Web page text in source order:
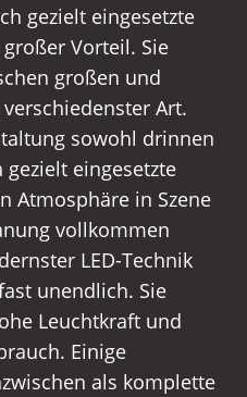
gezielt eingesetzte
Vorteil. Sie
großen und
Art.
sowohl drinnen
eingesetzte
Atmosphäre in Szene
vollkommen
LED-Technik
unendlich. Sie
Leuchtkraft und
Einige
als komplette